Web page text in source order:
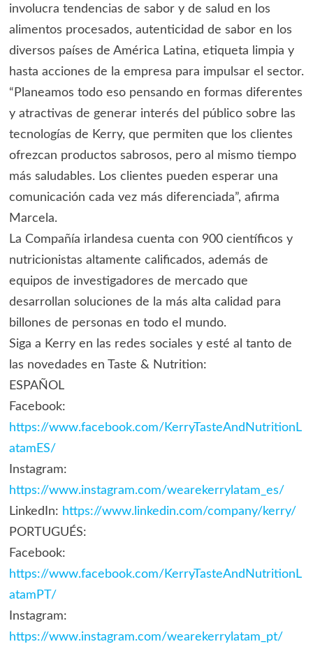
involucra tendencias de sabor y de salud en los
alimentos procesados, autenticidad de sabor en los
diversos países de América Latina, etiqueta limpia y
hasta acciones de la empresa para impulsar el sector.
“Planeamos todo eso pensando en formas diferentes
y atractivas de generar interés del público sobre las
tecnologías de Kerry, que permiten que los clientes
ofrezcan productos sabrosos, pero al mismo tiempo
más saludables. Los clientes pueden esperar una
comunicación cada vez más diferenciada”, afirma
Marcela.
La Compañía irlandesa cuenta con 900 científicos y
nutricionistas altamente calificados, además de
equipos de investigadores de mercado que
desarrollan soluciones de la más alta calidad para
billones de personas en todo el mundo.
Siga a Kerry en las redes sociales y esté al tanto de
las novedades en Taste & Nutrition:
ESPAÑOL
Facebook:
https://www.facebook.com/KerryTasteAndNutritionL
atamES/
Instagram:
https://www.instagram.com/wearekerrylatam_es/
LinkedIn: https://www.linkedin.com/company/kerry/
PORTUGUÉS:
Facebook:
https://www.facebook.com/KerryTasteAndNutritionL
atamPT/
Instagram:
https://www.instagram.com/wearekerrylatam_pt/